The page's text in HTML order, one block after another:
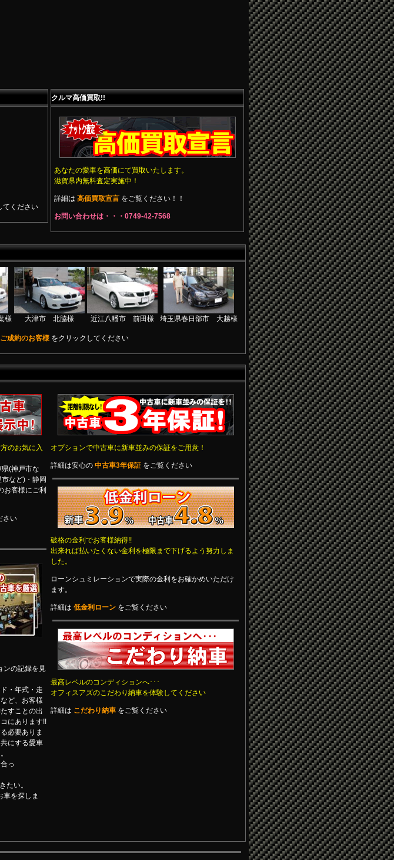
てください
クルマ高価買取!!
あなたの愛車を高価にて買取いたします。
滋賀県内無料査定実施中！
詳細は 高価買取宣言 をご覧ください！！
お問い合わせは・・・0749-42-7568
様 大津市 北脇様 近江八幡市 前田様 埼玉県春日部市 大越様
ご成約のお客様 をクリックしてください
のお気に入
(神戸市な
など)・静岡
お客様にご利
さい
ンの記録を見
・年式・走
ど、お客様
すことの出
にあります!!
必要ありま
にする愛車
っ
たい。
車を探しま
オプションで中古車に新車並みの保証をご用意！
詳細は安心の 中古車3年保証 をご覧ください
破格の金利でお客様納得!!
出来れば払いたくない金利を極限まで下げるよう努力しま
した。
ローンシュミレーションで実際の金利をお確かめいただけ
ます。
詳細は 低金利ローン をご覧ください
最高レベルのコンディションへ･･･
オフィスアズのこだわり納車を体験してください
詳細は こだわり納車 をご覧ください